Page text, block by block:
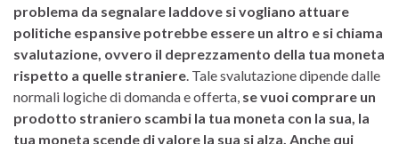
problema da segnalare laddove si vogliano attuare
politiche espansive potrebbe essere un altro e si chiama
svalutazione, ovvero il deprezzamento della tua moneta
rispetto a quelle straniere. Tale svalutazione dipende dalle
normali logiche di domanda e offerta, se vuoi comprare un
prodotto straniero scambi la tua moneta con la sua, la
tua moneta scende di valore la sua si alza. Anche qui